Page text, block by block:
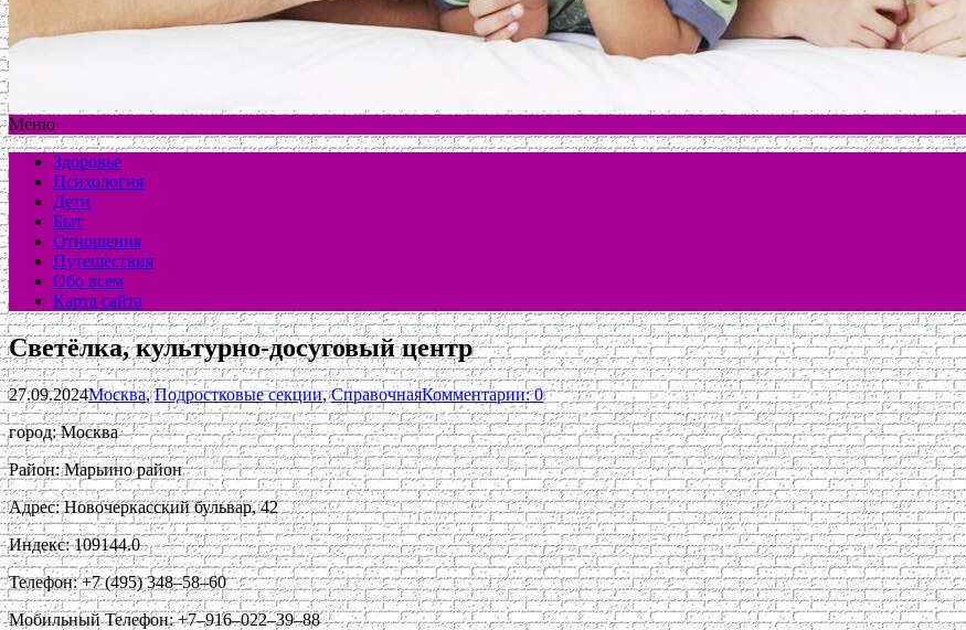
Меню
Здоровье
Психология
Дети
Быт
Отношения
Путешествия
Обо всем
Карта сайта
Светёлка, культурно-досуговый центр
27.09.2024Москва,Подростковые секции,СправочнаяКомментарии: 0
город: Москва
Район: Марьино район
Адрес: Новочеркасский бульвар, 42
Индекс: 109144.0
Телефон: +7 (495) 348‒58‒60
Мобильный Телефон: +7‒916‒022‒39‒88